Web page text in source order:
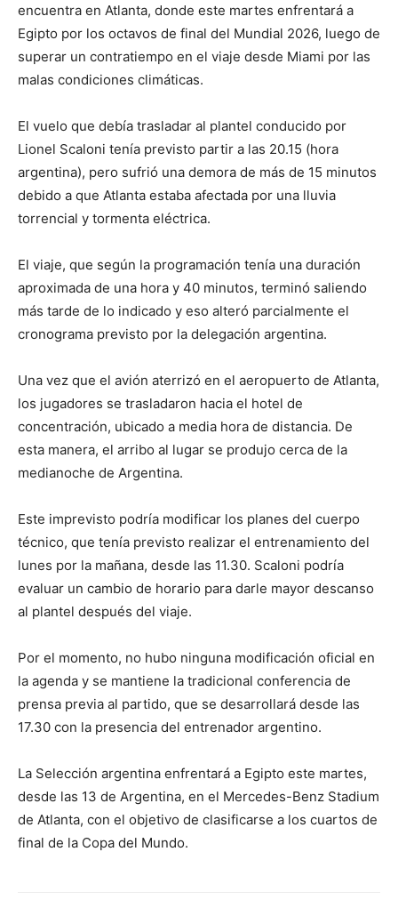
encuentra en Atlanta, donde este martes enfrentará a
Egipto por los octavos de final del Mundial 2026, luego de
superar un contratiempo en el viaje desde Miami por las
malas condiciones climáticas.
El vuelo que debía trasladar al plantel conducido por
Lionel Scaloni tenía previsto partir a las 20.15 (hora
argentina), pero sufrió una demora de más de 15 minutos
debido a que Atlanta estaba afectada por una lluvia
torrencial y tormenta eléctrica.
El viaje, que según la programación tenía una duración
aproximada de una hora y 40 minutos, terminó saliendo
más tarde de lo indicado y eso alteró parcialmente el
cronograma previsto por la delegación argentina.
Una vez que el avión aterrizó en el aeropuerto de Atlanta,
los jugadores se trasladaron hacia el hotel de
concentración, ubicado a media hora de distancia. De
esta manera, el arribo al lugar se produjo cerca de la
medianoche de Argentina.
Este imprevisto podría modificar los planes del cuerpo
técnico, que tenía previsto realizar el entrenamiento del
lunes por la mañana, desde las 11.30. Scaloni podría
evaluar un cambio de horario para darle mayor descanso
al plantel después del viaje.
Por el momento, no hubo ninguna modificación oficial en
la agenda y se mantiene la tradicional conferencia de
prensa previa al partido, que se desarrollará desde las
17.30 con la presencia del entrenador argentino.
La Selección argentina enfrentará a Egipto este martes,
desde las 13 de Argentina, en el Mercedes-Benz Stadium
de Atlanta, con el objetivo de clasificarse a los cuartos de
final de la Copa del Mundo.